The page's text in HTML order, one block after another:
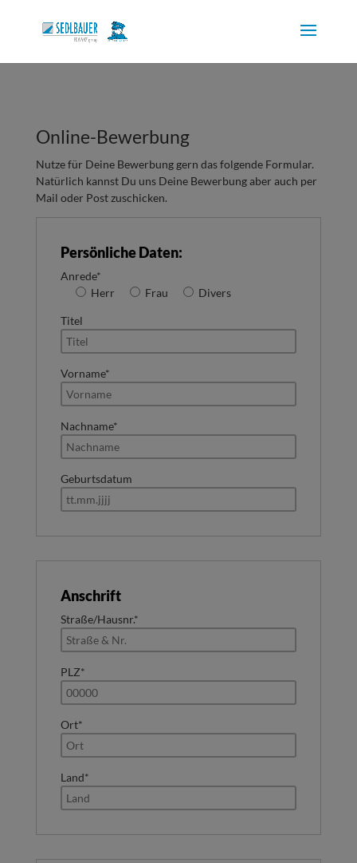
Online-Bewerbung
Nutze für Deine Bewerbung gern das folgende Formular.
Natürlich kannst Du uns Deine Bewerbung aber auch per
Mail oder Post zuschicken.
Persönliche Daten:
Anrede*
Herr
Frau Divers
Titel
Vorname*
Nachname*
Geburtsdatum
Anschrift
Straße/Hausnr.*
PLZ*
Ort*
Land*